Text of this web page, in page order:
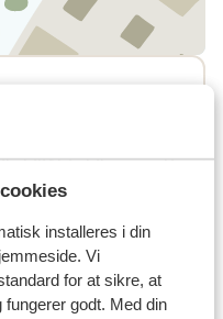
installeres i din
Vi
for at sikre, at
godt. Med din
skilift ( skibus gratis
ca. 50 meter
50 meter
meter